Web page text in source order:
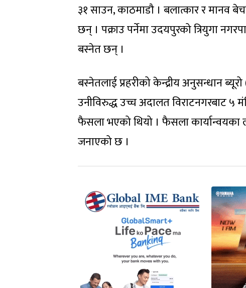
३१ साउन, काठमाडौ । बलात्कार र मानव
छन् । पक्राउ पर्नेमा उदयपुरको त्रियुगा
बस्नेत छन् ।
बस्नेतलाई प्रहरीको केन्द्रीय अनुसन्धान
उनीविरुद्ध उच्च अदालत विराटनगरबाट ५
फैसला भएको थियो । फैसला
जनाएको छ ।